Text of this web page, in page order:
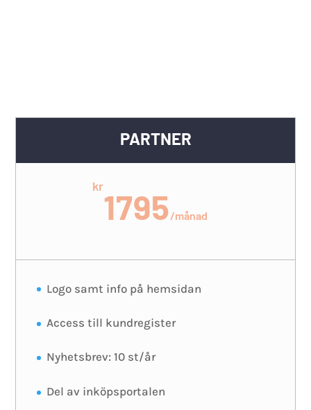
PARTNER
kr
1795/månad
Logo samt info på hemsidan
Access till kundregister
Nyhetsbrev: 10 st/år
Del av inköpsportalen